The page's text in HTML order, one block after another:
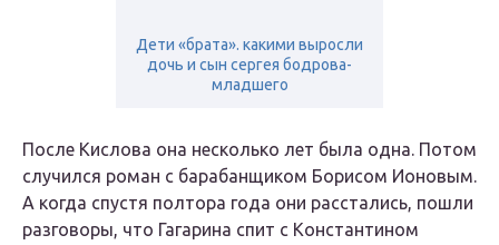
Дети «брата». какими выросли
дочь и сын сергея бодрова-
младшего
После Кислова она несколько лет была одна. Потом
случился роман с барабанщиком Борисом Ионовым.
А когда спустя полтора года они расстались, пошли
разговоры, что Гагарина спит с Константином